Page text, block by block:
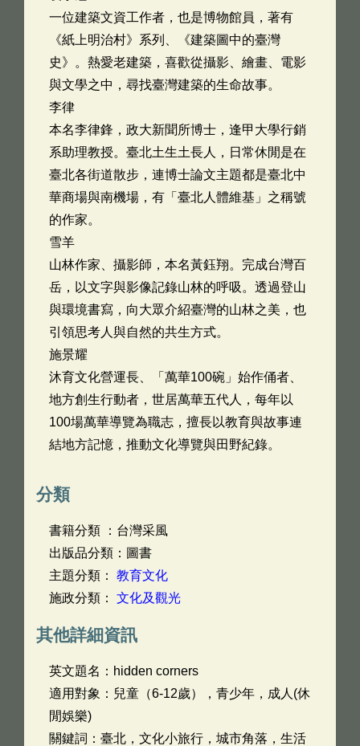
一位建築文資工作者，也是博物館員，著有
《紙上明治村》系列、《建築圖中的臺灣
史》。熱愛老建築，喜歡從攝影、繪畫、電影
與文學之中，尋找臺灣建築的生命故事。
李律
本名李律鋒，政大新聞所博士，逢甲大學行銷
系助理教授。臺北土生土長人，日常休閒是在
臺北各街道散步，連博士論文主題都是臺北中
華商場與南機場，有「臺北人體維基」之稱號
的作家。
雪羊
山林作家、攝影師，本名黃鈺翔。完成台灣百
岳，以文字與影像記錄山林的呼吸。透過登山
與環境書寫，向大眾介紹臺灣的山林之美，也
引領思考人與自然的共生方式。
施景耀
沐育文化營運長、「萬華100碗」始作俑者、
地方創生行動者，世居萬華五代人，每年以
100場萬華導覽為職志，擅長以教育與故事連
結地方記憶，推動文化導覽與田野紀錄。
分類
書籍分類 ：台灣采風
出版品分類：圖書
主題分類： 教育文化
施政分類： 文化及觀光
其他詳細資訊
英文題名： hidden corners
適用對象：兒童（6-12歲），青少年，成人(休
閒娛樂)
關鍵詞：臺北，文化小旅行，城市角落，生活